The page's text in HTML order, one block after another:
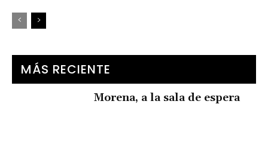
MÁS RECIENTE
Morena, a la sala de espera